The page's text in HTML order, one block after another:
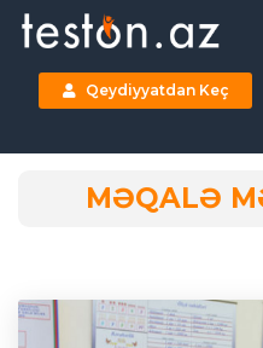
Qeydiyyatdan Keç
MƏQALƏ